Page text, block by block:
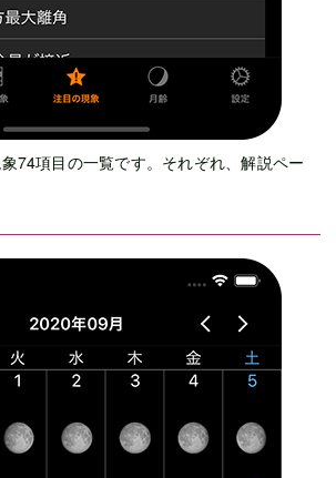
74項目の一覧です。それぞれ、解説ペー